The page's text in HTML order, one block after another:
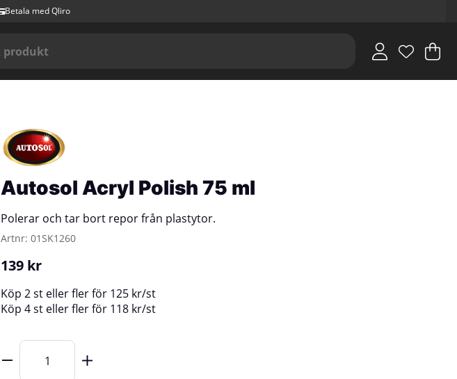
Betala med Qliro
.
Autosol Acryl Polish 75 ml
Polerar och tar bort repor från plastytor.
Artnr: 01SK1260
139 kr
Köp 2 st eller fler för 125 kr/st
Köp 4 st eller fler för 118 kr/st